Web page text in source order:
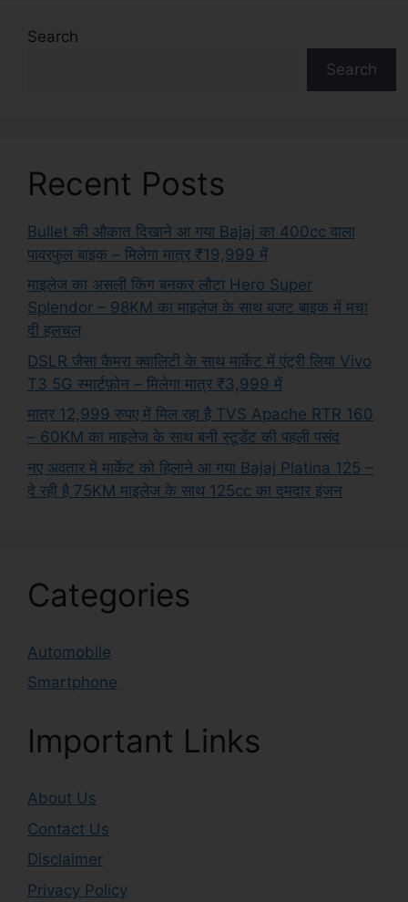
Search
Search
Recent Posts
Bullet की औकात दिखाने आ गया Bajaj का 400cc वाला
पावरफुल बाइक – मिलेगा मात्र ₹19,999 में
माइलेज का असली किंग बनकर लौटा Hero Super
Splendor – 98KM का माइलेज के साथ बजट बाइक में मचा
दी हलचल
DSLR जैसा कैमरा क्वालिटी के साथ मार्केट में एंट्री लिया Vivo
T3 5G स्मार्टफ़ोन – मिलेगा मात्र ₹3,999 में
मात्र 12,999 रुपए में मिल रहा है TVS Apache RTR 160
– 60KM का माइलेज के साथ बनी स्टूडेंट की पहली पसंद
नए अवतार में मार्केट को हिलाने आ गया Bajaj Platina 125 –
दे रही है 75KM माइलेज के साथ 125cc का दमदार इंजन
Categories
Automobile
Smartphone
Important Links
About Us
Contact Us
Disclaimer
Privacy Policy